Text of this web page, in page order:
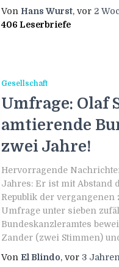
Von Hans Wurst, vor 2
406 Leserbriefe
Gesellschaft
Umfrage: Olaf
amtierende
zwei Jahre!
Hervorragende
Jahres: Er ist mit Abstand
Republik der
Umfrage unter sieben
Bundeskanzleramtes
Zander (zwei Stimmen)
Von El Blindo, vor 3 Jahren